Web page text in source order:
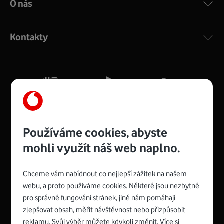
COMPAL CH7465VF
silný signál pro celou domácnost. Kompaktní rozměry 21
Více o COMPAL CH7465VF
Zyxel VMG8623-T50B:
Rozměry modemu jsou 16 x 22 x 7,5 cm (včetně stojánku)
Spojte se s Vodafonem
O nás
Kontakty
Používáme cookies, abyste
mohli využít náš web naplno.
Chceme vám nabídnout co nejlepší zážitek na našem
webu, a proto používáme cookies. Některé jsou nezbytné
pro správné fungování stránek, jiné nám pomáhají
zlepšovat obsah, měřit návštěvnost nebo přizpůsobit
reklamu. Svůj výběr můžete kdykoli změnit. Více si